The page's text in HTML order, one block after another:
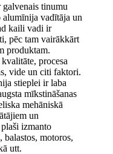
tinumu
alumīnija vadītāja un
kaili vadi ir
pēc tam vairākkārt
produktam.
procesa
vide un citi faktori.
stieplei ir laba
mīkstināšanas
mehāniskā
un
izmanto
balastos, motoros,
utt.